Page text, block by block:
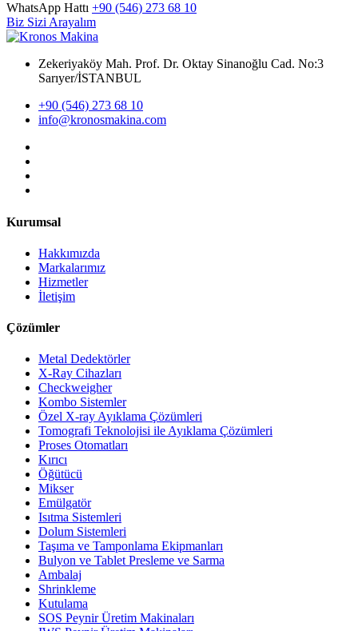
WhatsApp Hattı +90 (546) 273 68 10
Biz Sizi Arayalım
Zekeriyaköy Mah. Prof. Dr. Oktay Sinanoğlu Cad. No:3
Sarıyer/İSTANBUL
+90 (546) 273 68 10
info@kronosmakina.com
Kurumsal
Hakkımızda
Markalarımız
Hizmetler
İletişim
Çözümler
Metal Dedektörler
X-Ray Cihazları
Checkweigher
Kombo Sistemler
Özel X-ray Ayıklama Çözümleri
Tomografi Teknolojisi ile Ayıklama Çözümleri
Proses Otomatları
Kırıcı
Öğütücü
Mikser
Emülgatör
Isıtma Sistemleri
Dolum Sistemleri
Taşıma ve Tamponlama Ekipmanları
Bulyon ve Tablet Presleme ve Sarma
Ambalaj
Shrinkleme
Kutulama
SOS Peynir Üretim Makinaları